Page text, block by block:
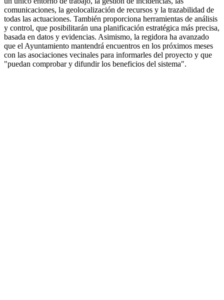
comunicaciones, la geolocalización de recursos y la trazabilidad de
todas las actuaciones. También proporciona herramientas de análisis
y control, que posibilitarán una planificación estratégica más precisa,
basada en datos y evidencias. Asimismo, la regidora ha avanzado
que el Ayuntamiento mantendrá encuentros en los próximos meses
con las asociaciones vecinales para informarles del proyecto y que
"puedan comprobar y difundir los beneficios del sistema".